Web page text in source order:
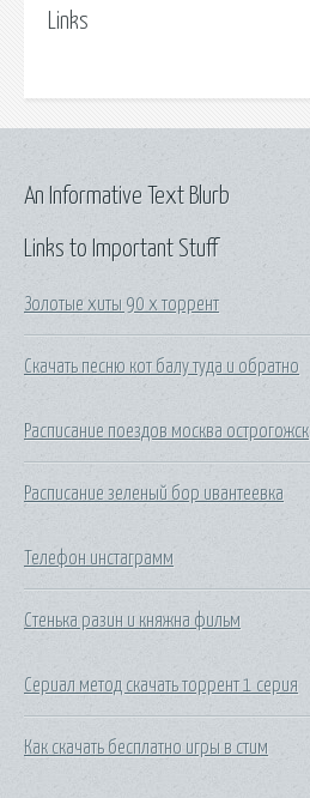
Links
Links to Important Stuff
Золотые хиты 90 х торрент
Скачать песню кот балу туда и обратно
Расписание поездов москва острогожск
Расписание зеленый бор ивантеевка
Телефон инстаграмм
Стенька разин и княжна фильм
Сериал метод скачать торрент 1 серия
Как скачать бесплатно игры в стим
An Informative Text Blurb